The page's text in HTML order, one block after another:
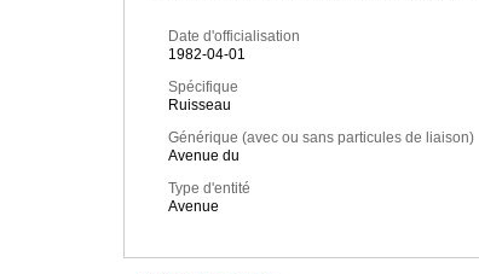
Date d'officialisation
1982-04-01
Spécifique
Ruisseau
Générique (avec ou sans particules de liaison)
Avenue du
Type d'entité
Avenue